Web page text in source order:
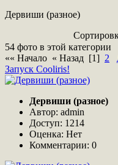
Дервиши (разное)
54 фото в этой категории
«« Начало « Назад [1] 2
Запуск Cooliris!
Дервиши (разное)
Автор: admin
Доступ: 1214
Оценка: Нет
Комментарии: 0